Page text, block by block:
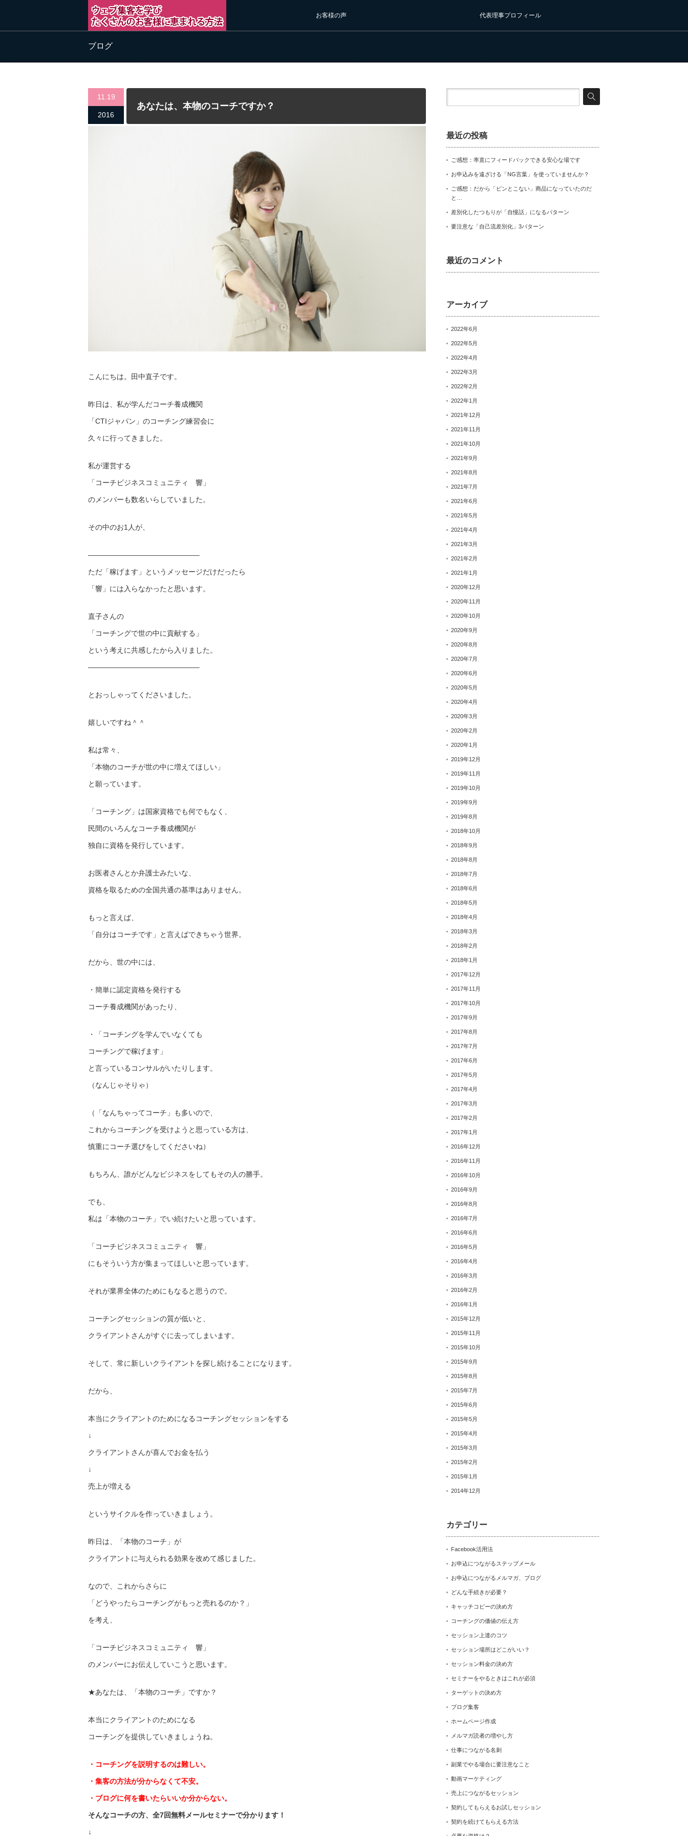
お客様の声 代表理事プロフィール
ブログ
11.19
2016
あなたは、本物のコーチですか？
こんにちは。田中直子です。
昨日は、私が学んだコーチ養成機関
「CTIジャパン」のコーチング練習会に
久々に行ってきました。
私が運営する
「コーチビジネスコミュニティ 響」
のメンバーも数名いらしていました。
その中のお1人が、
———————————————–
ただ「稼げます」というメッセージだけだったら
「響」には入らなかったと思います。
直子さんの
「コーチングで世の中に貢献する」
という考えに共感したから入りました。
———————————————–
とおっしゃってくださいました。
嬉しいですね＾＾
私は常々、
「本物のコーチが世の中に増えてほしい」
と願っています。
「コーチング」は国家資格でも何でもなく、
民間のいろんなコーチ養成機関が
独自に資格を発行しています。
お医者さんとか弁護士みたいな、
資格を取るための全国共通の基準はありません。
もっと言えば、
「自分はコーチです」と言えばできちゃう世界。
だから、世の中には、
・簡単に認定資格を発行する
コーチ養成機関があったり、
・「コーチングを学んでいなくても
コーチングで稼げます」
と言っているコンサルがいたりします。
（なんじゃそりゃ）
（「なんちゃってコーチ」も多いので、
これからコーチングを受けようと思っている方は、
慎重にコーチ選びをしてくださいね）
もちろん、誰がどんなビジネスをしてもその人の勝手。
でも、
私は「本物のコーチ」でい続けたいと思っています。
「コーチビジネスコミュニティ 響」
にもそういう方が集まってほしいと思っています。
それが業界全体のためにもなると思うので。
コーチングセッションの質が低いと、
クライアントさんがすぐに去ってしまいます。
そして、常に新しいクライアントを探し続けることになります。
だから、
本当にクライアントのためになるコーチングセッションをする
↓
クライアントさんが喜んでお金を払う
↓
売上が増える
というサイクルを作っていきましょう。
昨日は、「本物のコーチ」が
クライアントに与えられる効果を改めて感じました。
なので、これからさらに
「どうやったらコーチングがもっと売れるのか？」
を考え、
「コーチビジネスコミュニティ 響」
のメンバーにお伝えしていこうと思います。
★あなたは、「本物のコーチ」ですか？
本当にクライアントのためになる
コーチングを提供していきましょうね。
・コーチングを説明するのは難しい。
・集客の方法が分からなくて不安。
・ブログに何を書いたらいいか分からない。
そんなコーチの方、全7回無料メールセミナーで分かります！
↓
最近の投稿
ご感想：率直にフィードバックできる安心な場です
お申込みを遠ざける「NG言葉」を使っていませんか？
ご感想：だから「ピンとこない」商品になっていたのだ
と…
差別化したつもりが「自慢話」になるパターン
要注意な「自己流差別化」3パターン
最近のコメント
アーカイブ
2022年6月
2022年5月
2022年4月
2022年3月
2022年2月
2022年1月
2021年12月
2021年11月
2021年10月
2021年9月
2021年8月
2021年7月
2021年6月
2021年5月
2021年4月
2021年3月
2021年2月
2021年1月
2020年12月
2020年11月
2020年10月
2020年9月
2020年8月
2020年7月
2020年6月
2020年5月
2020年4月
2020年3月
2020年2月
2020年1月
2019年12月
2019年11月
2019年10月
2019年9月
2019年8月
2018年10月
2018年9月
2018年8月
2018年7月
2018年6月
2018年5月
2018年4月
2018年3月
2018年2月
2018年1月
2017年12月
2017年11月
2017年10月
2017年9月
2017年8月
2017年7月
2017年6月
2017年5月
2017年4月
2017年3月
2017年2月
2017年1月
2016年12月
2016年11月
2016年10月
2016年9月
2016年8月
2016年7月
2016年6月
2016年5月
2016年4月
2016年3月
2016年2月
2016年1月
2015年12月
2015年11月
2015年10月
2015年9月
2015年8月
2015年7月
2015年6月
2015年5月
2015年4月
2015年3月
2015年2月
2015年1月
2014年12月
カテゴリー
Facebook活用法
お申込につながるステップメール
お申込につながるメルマガ、ブログ
どんな手続きが必要？
キャッチコピーの決め方
コーチングの価値の伝え方
セッション上達のコツ
セッション場所はどこがいい？
セッション料金の決め方
セミナーをやるときはこれが必須
ターゲットの決め方
ブログ集客
ホームページ作成
メルマガ読者の増やし方
仕事につながる名刺
副業でやる場合に要注意なこと
動画マーケティング
売上につながるセッション
契約してもらえるお試しセッション
契約を続けてもらえる方法